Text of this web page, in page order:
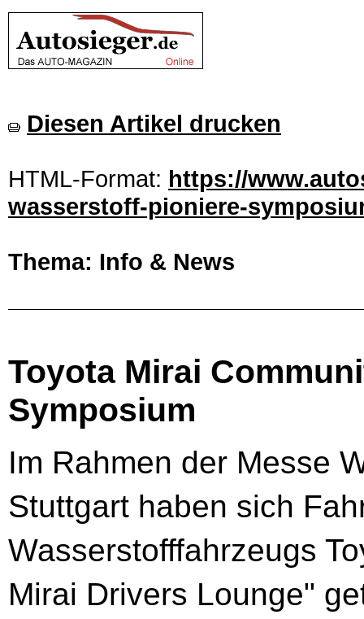
Diesen Artikel drucken
HTML-Format: https://
wasserstoff-pioniere-
Thema: Info & News
Toyota Mirai
Symposium
Im Rahmen der Messe
Stuttgart haben sich
Wasserstofffahrzeugs
Mirai Drivers Lounge"